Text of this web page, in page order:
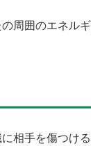
周囲のエネルギ
相手を傷つける